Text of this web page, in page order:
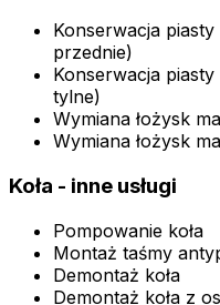
Konserwacja
przednie)
Konserwacja
tylne)
Wymiana łożysk
Wymiana łożysk
Koła - inne usługi
Pompowanie koła
Montaż taśmy
Demontaż koła
Demontaż koła z